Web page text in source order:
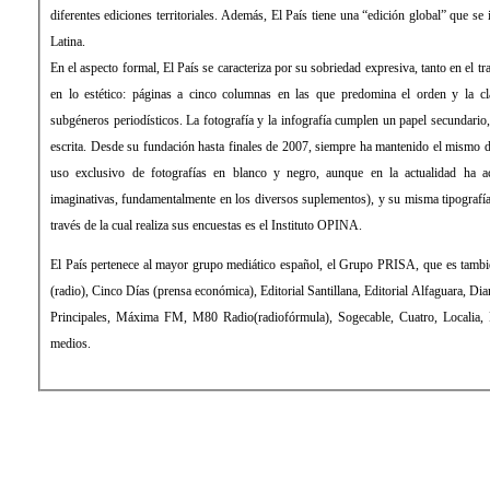
diferentes ediciones territoriales. Además, El País tiene una “edición global” que se imprime y distribuye en América
Latina.
En el aspecto formal, El País se caracteriza por su sobriedad expresiva, tanto en el tratamiento de la información como
en lo estético: páginas a cinco columnas en las que predomina el orden y la clara distribución de los distintos
subgéneros periodísticos. La fotografía y la infografía cumplen un papel secundario, de mero apoyo a la información
escrita. Desde su fundación hasta finales de 2007, siempre ha mantenido el mismo diseño, sin apenas evolución (con
uso exclusivo de fotografías en blanco y negro, aunque en la actualidad ha aceptado el color y formas más
imaginativas, fundamentalmente en los diversos suplementos), y su misma tipografía: la Times Roman. La empresa a
través de la cual realiza sus encuestas es el Instituto OPINA.
El País pertenece al mayor grupo mediático español, el Grupo PRISA, que es también propietario de la Cadena SER
(radio), Cinco Días (prensa económica), Editorial Santillana, Editorial Alfaguara, Diario As (prensa deportiva), Los 40
Principales, Máxima FM, M80 Radio(radiofórmula), Sogecable, Cuatro, Localia, Digital+ (televisión), entre otros
medios.